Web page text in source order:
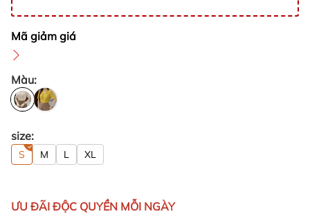
Mã giảm giá
Màu:
size:
S M L XL
ƯU ĐÃI ĐỘC QUYỀN MỖI NGÀY